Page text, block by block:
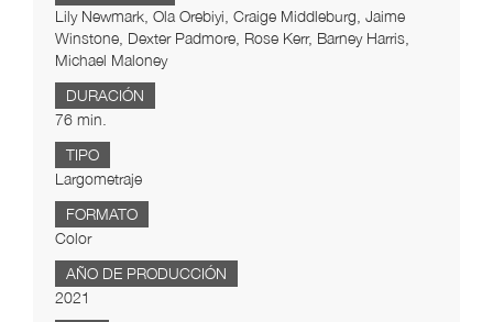
Lily Newmark, Ola Orebiyi, Craige Middleburg, Jaime
Winstone, Dexter Padmore, Rose Kerr, Barney Harris,
Michael Maloney
DURACIÓN
76 min.
TIPO
Largometraje
FORMATO
Color
AÑO DE PRODUCCIÓN
2021